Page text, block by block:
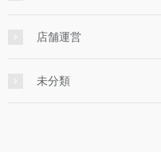
店舗運営
未分類